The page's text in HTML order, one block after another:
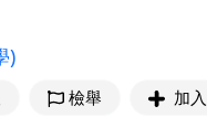
)
檢舉 加